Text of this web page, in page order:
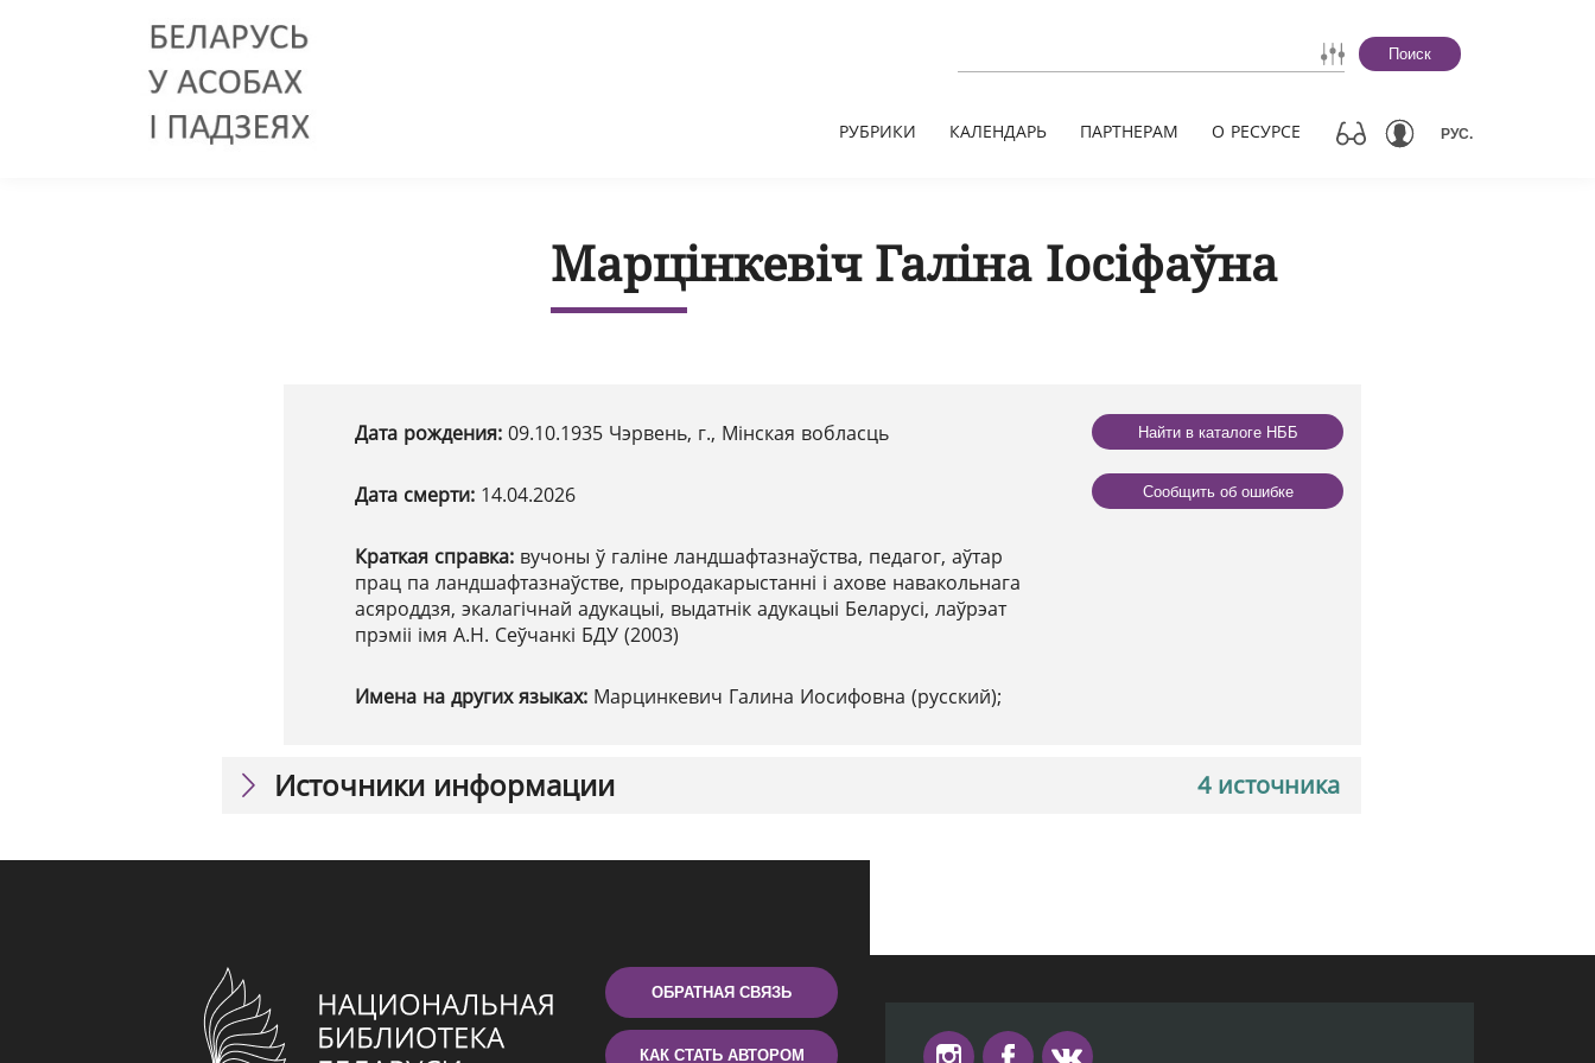
Поиск
РУБРИКИ КАЛЕНДАРЬ ПАРТНЕРАМ О РЕСУРСЕ РУС.
Марцінкевіч Галіна Іосіфаўна
Дата рождения: 09.10.1935 Чэрвень, г., Мінская вобласць
Дата смерти: 14.04.2026
Краткая справка: вучоны ў галіне ландшафтазнаўства, педагог, аўтар
прац па ландшафтазнаўстве, прыродакарыстанні і ахове навакольнага
асяроддзя, экалагічнай адукацыі, выдатнік адукацыі Беларусі, лаўрэат
прэміі імя А.Н. Сеўчанкі БДУ (2003)
Имена на других языках: Марцинкевич Галина Иосифовна (русский);
Найти в каталоге НББ
Сообщить об ошибке
4 источника
Источники информации
ОБРАТНАЯ СВЯЗЬ
КАК СТАТЬ АВТОРОМ